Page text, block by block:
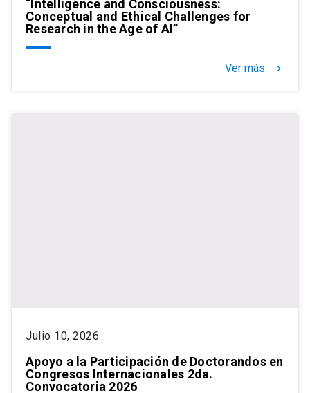
“Intelligence and Consciousness:
Conceptual and Ethical Challenges for
Research in the Age of AI”
Ver más keyboard_arrow_right
Julio 10, 2026
Apoyo a la Participación de Doctorandos en
Congresos Internacionales 2da.
Convocatoria 2026